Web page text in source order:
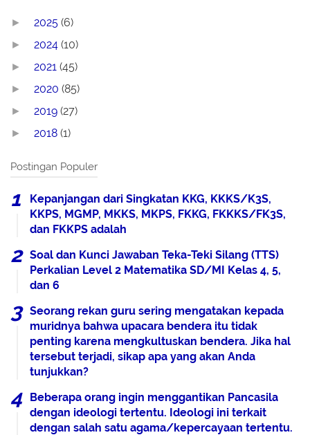
► 2025 (6)
► 2024 (10)
► 2021 (45)
► 2020 (85)
► 2019 (27)
► 2018 (1)
Postingan Populer
Kepanjangan dari Singkatan KKG, KKKS/K3S,
KKPS, MGMP, MKKS, MKPS, FKKG, FKKKS/FK3S,
dan FKKPS adalah
Soal dan Kunci Jawaban Teka-Teki Silang (TTS)
Perkalian Level 2 Matematika SD/MI Kelas 4, 5,
dan 6
Seorang rekan guru sering mengatakan kepada
muridnya bahwa upacara bendera itu tidak
penting karena mengkultuskan bendera. Jika hal
tersebut terjadi, sikap apa yang akan Anda
tunjukkan?
Beberapa orang ingin menggantikan Pancasila
dengan ideologi tertentu. Ideologi ini terkait
dengan salah satu agama/kepercayaan tertentu.